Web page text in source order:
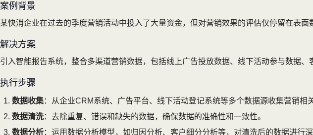
案例背景
某快消企业在过去的季度营销活动中投入了大量资金，但对营销效果的评估仅停留在表
解决方案
引入智能报告系统，整合多渠道营销数据，包括线上广告投放数据、线下活动参与数据
执行步骤
数据收集：从企业CRM系统、广告平台、线下活动登记系统等多个数据源收集营销相
数据清洗：去除重复、错误和缺失的数据，确保数据的准确性和一致性。
数据分析：运用数据分析模型，如归因分析、客户细分分析等，对清洗后的数据进行深